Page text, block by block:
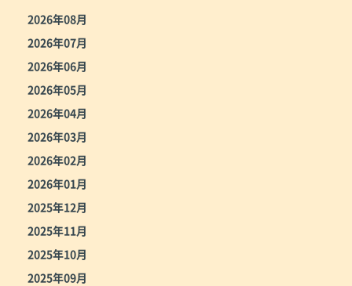
2026年08月
2026年07月
2026年06月
2026年05月
2026年04月
2026年03月
2026年02月
2026年01月
2025年12月
2025年11月
2025年10月
2025年09月